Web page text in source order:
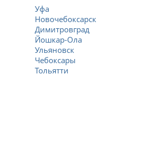
Уфа
Новочебоксарск
Димитровград
Йошкар-Ола
Ульяновск
Чебоксары
Тольятти